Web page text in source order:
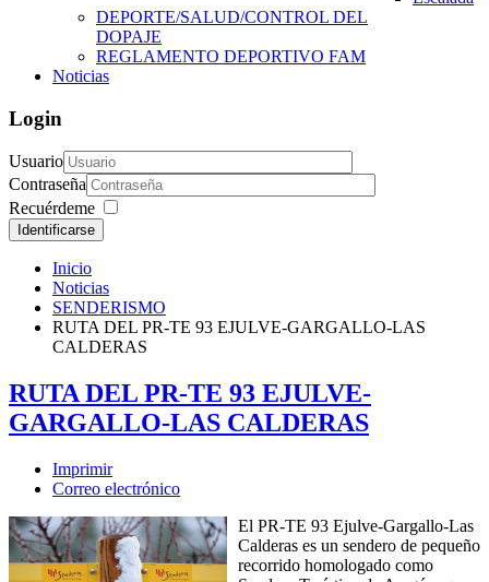
DEPORTE/SALUD/CONTROL DEL
DOPAJE
REGLAMENTO DEPORTIVO FAM
Noticias
Login
Usuario
Contraseña
Recuérdeme
Identificarse
Inicio
Noticias
SENDERISMO
RUTA DEL PR-TE 93 EJULVE-GARGALLO-LAS
CALDERAS
RUTA DEL PR-TE 93 EJULVE-
GARGALLO-LAS CALDERAS
Imprimir
Correo electrónico
El PR-TE 93 Ejulve-Gargallo-Las
Calderas es un sendero de pequeño
recorrido homologado como